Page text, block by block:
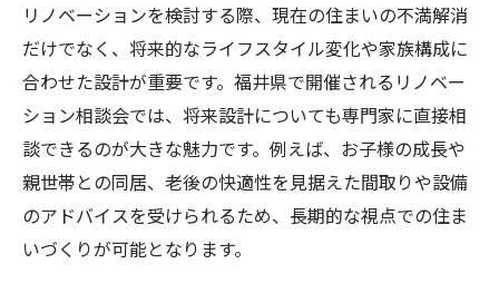
リノベーションを検討する際、現在の住まいの不満解消
だけでなく、将来的なライフスタイル変化や家族構成に
合わせた設計が重要です。福井県で開催されるリノベー
ション相談会では、将来設計についても専門家に直接相
談できるのが大きな魅力です。例えば、お子様の成長や
親世帯との同居、老後の快適性を見据えた間取りや設備
のアドバイスを受けられるため、長期的な視点での住ま
いづくりが可能となります。